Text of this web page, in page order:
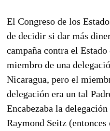
El Congreso de los
de decidir si dar más
campaña contra el
miembro de una
Nicaragua, pero el
delegación era un tal
Encabezaba la
Raymond Seitz